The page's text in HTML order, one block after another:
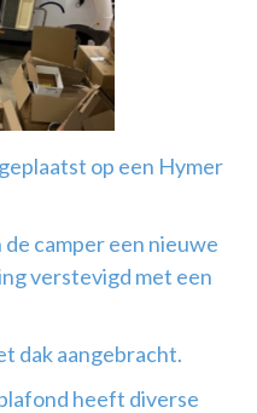
op een Hymer
camper een nieuwe
verstevigd met een
dak aangebracht.
heeft diverse